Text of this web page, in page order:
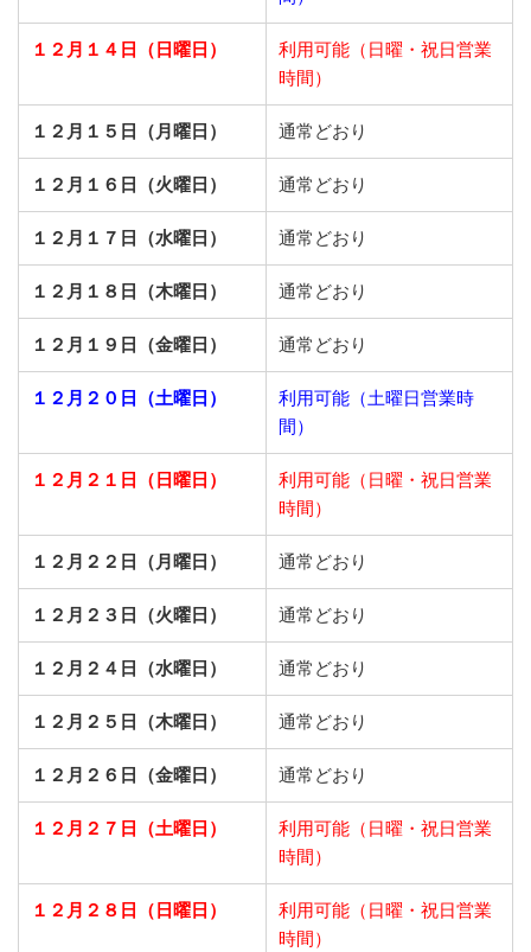
１２月１４日（日曜日）
利用可能（日曜・祝日営業
時間）
１２月１５日（月曜日） 通常どおり
１２月１６日（火曜日） 通常どおり
１２月１７日（水曜日） 通常どおり
１２月１８日（木曜日） 通常どおり
１２月１９日（金曜日） 通常どおり
１２月２０日（土曜日）
利用可能（土曜日営業時
間）
１２月２１日（日曜日）
利用可能（日曜・祝日営業
時間）
１２月２２日（月曜日） 通常どおり
１２月２３日（火曜日） 通常どおり
１２月２４日（水曜日） 通常どおり
１２月２５日（木曜日） 通常どおり
１２月２６日（金曜日） 通常どおり
１２月２７日（土曜日）
利用可能（日曜・祝日営業
時間）
１２月２８日（日曜日）
利用可能（日曜・祝日営業
時間）